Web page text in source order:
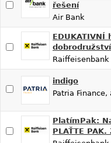
řešení
Air Bank
Raiffeisenbank
indigo
Patria Finance,
PlatímPak:
PLAŤTE